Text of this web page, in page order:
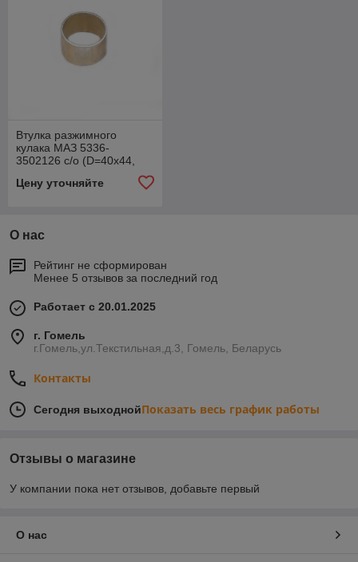
Втулка разжимного
кулака МАЗ 5336-
3502126 с/о (D=40x44,
Цену уточняйте
О нас
Рейтинг не сформирован
Менее 5 отзывов за последний год
Работает с 20.01.2025
г. Гомель
г.Гомель,ул.Текстильная,д.3, Гомель, Беларусь
Контакты
Сегодня выходнойПоказать весь график работы
Отзывы о магазине
У компании пока нет отзывов, добавьте первый
О нас